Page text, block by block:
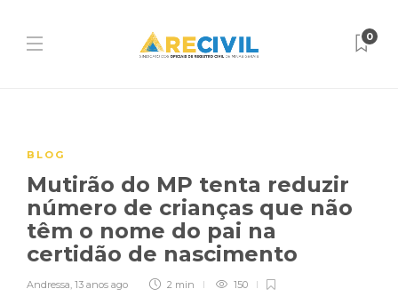
0
BLOG
Mutirão do MP tenta reduzir
número de crianças que não
têm o nome do pai na
certidão de nascimento
Andressa, 13 anos ago 2 min 150